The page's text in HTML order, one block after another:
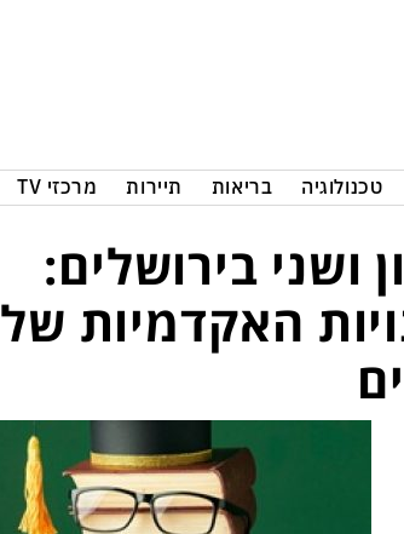
טכנולוגיה בריאות תיירות מרכזי TV
ושני בירושלים:
האקדמיות של